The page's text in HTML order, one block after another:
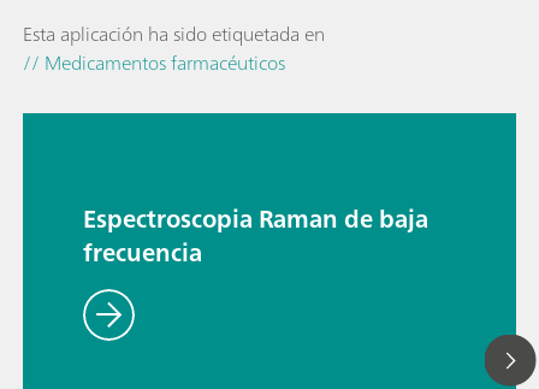
Esta aplicación ha sido etiquetada en
// Medicamentos farmacéuticos
Espectroscopia Raman de baja
frecuencia